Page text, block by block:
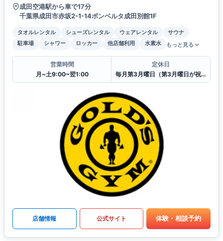
成田空港駅から車で17分
千葉県成田市赤坂2-1-14ボンベルタ成田別館1F
タオルレンタル シューズレンタル ウェアレンタル
サウナ
駐車場
シャワー ロッカー 他店舗利用 水素水 もっと見る
営業時間
月~土9:00~翌1:00
定休日
毎月第3月曜日（第3月曜日が祝日の場合は祝日営業を行い第2月曜日を振替休館）
店舗情報 公式サイト 体験・相談予約